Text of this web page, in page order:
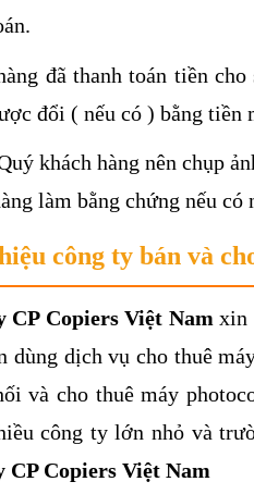
đã thanh toán tiền
đổi ( nếu có ) bằng tiền
khách hàng nên chụp
làm bằng chứng nếu
công ty bán và
CP Copiers Việt Nam xin
dùng dịch vụ cho thuê
và cho thuê máy
công ty lớn nhỏ và
CP Copiers Việt Nam